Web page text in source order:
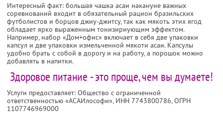
Интересный факт: большая чашка асаи накануне важных
соревнований входит в обязательный рацион бразильских
футболистов и борцов джиу-джитсу, так как мякоть этих ягод
обладает ярко выраженным тонизириующим эффектом.
Например, набор «Дом+офис» включает в себя две упаковки
капсул и две упаковки измельченной мякоти асаи. Капсулы
удобно брать с собой в дорогу и на работу, а порошок можно
добавлять в напитки.
Здоровое питание - это проще, чем вы думаете!
Услуги предоставляет: Общество с ограниченной
ответственностью «АСАИлософи», ИНН 7743800786, ОГРН
1107746969000